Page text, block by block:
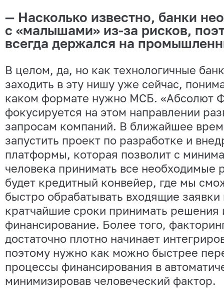
— Насколько известно, банки
с «малышами» из-за рисков,
всегда держался на
В целом, да, но как технологичные
заходить в эту нишу уже сейчас,
каком формате нужно МСБ. «Абсолют
фокусируется на этом направлении
запросам компаний. В ближайшее
запустить проект по разработке и
платформы, которая позволит с
человека принимать все необходимые
будет кредитный конвейер, где мы
быстро обрабатывать входящие заявки
кратчайшие сроки принимать решения
финансирование. Более того,
достаточно плотно начинает
поэтому нужно как можно быстрее
процессы финансирования в
минимизировав человеческий фактор.